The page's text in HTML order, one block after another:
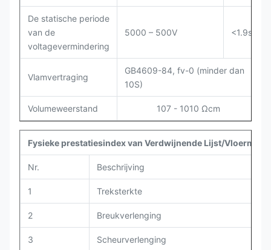
De statische periode
van de
voltagevermindering
5000 – 500V <1.9s
Vlamvertraging
GB4609-84, fv-0 (minder dan
10S)
Volumeweerstand 107 - 1010 Ωcm
Fysieke prestatiesindex van Verdwijnende Lijst/Vloermat
Nr. Beschrijving
1 Treksterkte
2 Breukverlenging
3 Scheurverlenging